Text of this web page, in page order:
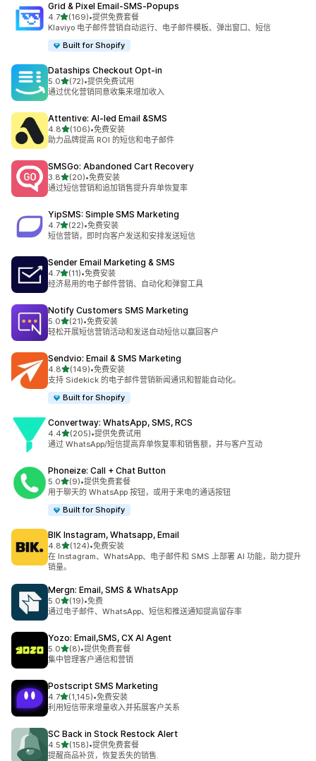
Grid & Pixel Email‑SMS‑Popups
4.7星（满分 5 星）
(169)
总共 169 条评论
•提供免费套餐
Klaviyo 电子邮件营销自动运行、电子邮件模板、弹出窗口、短信
Built for Shopify
Dataships Checkout Opt‑in
5.0星（满分 5 星）
(72)
总共 72 条评论
•提供免费试用
通过优化营销同意收集来增加收入
Attentive: AI‑led Email &SMS
4.8星（满分 5 星）
(106)
总共 106 条评论
•免费安装
助力品牌提高 ROI 的短信和电子邮件
SMSGo: Abandoned Cart Recovery
3.8星（满分 5 星）
(20)
总共 20 条评论
•免费安装
通过短信营销和追加销售提升弃单恢复率
YipSMS: Simple SMS Marketing
4.7星（满分 5 星）
(22)
总共 22 条评论
•免费安装
短信营销，即时向客户发送和安排发送短信
Sender Email Marketing & SMS
4.7星（满分 5 星）
(11)
总共 11 条评论
•免费安装
经济易用的电子邮件营销、自动化和弹窗工具
Notify Customers SMS Marketing
5.0星（满分 5 星）
(21)
总共 21 条评论
•免费安装
轻松开展短信营销活动和发送自动短信以赢回客户
Sendvio: Email & SMS Marketing
4.8星（满分 5 星）
(149)
总共 149 条评论
•免费安装
支持 Sidekick 的电子邮件营销新闻通讯和智能自动化。
Built for Shopify
Convertway: WhatsApp, SMS, RCS
4.4星（满分 5 星）
(205)
总共 205 条评论
•提供免费试用
通过 WhatsApp/短信提高弃单恢复率和销售额，并与客户互动
Phoneize: Call + Chat Button
5.0星（满分 5 星）
(9)
总共 9 条评论
•提供免费套餐
用于聊天的 WhatsApp 按钮，或用于来电的通话按钮
Built for Shopify
BIK Instagram, Whatsapp, Email
4.8星（满分 5 星）
(124)
总共 124 条评论
•免费安装
在 Instagram、WhatsApp、电子邮件和 SMS 上部署 AI 功能，助力提升
销量。
Mergn: Email, SMS & WhatsApp
5.0星（满分 5 星）
(19)
总共 19 条评论
•免费
通过电子邮件、WhatsApp、短信和推送通知提高留存率
Yozo: Email,SMS, CX AI Agent
5.0星（满分 5 星）
(8)
总共 8 条评论
•提供免费套餐
集中管理客户通信和营销
Postscript SMS Marketing
4.7星（满分 5 星）
(1,145)
总共 1145 条评论
•免费安装
利用短信带来增量收入并拓展客户关系
SC Back in Stock Restock Alert
4.5星（满分 5 星）
(158)
总共 158 条评论
•提供免费套餐
提醒商品补货，恢复丢失的销售.